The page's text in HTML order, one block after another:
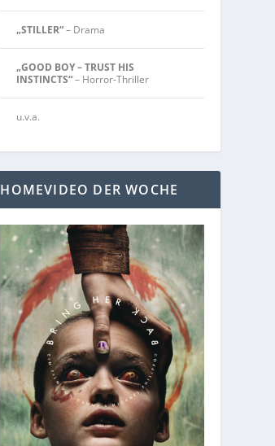
„STILLER“– Drama
„GOOD BOY – TRUST HIS
INSTINCTS“– Horror-Thriller
u.v.a.
HOMEVIDEO DER WOCHE